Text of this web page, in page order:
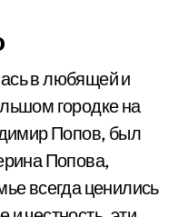
в любящей и
городке на
Попов, был
Попова,
всегда ценились